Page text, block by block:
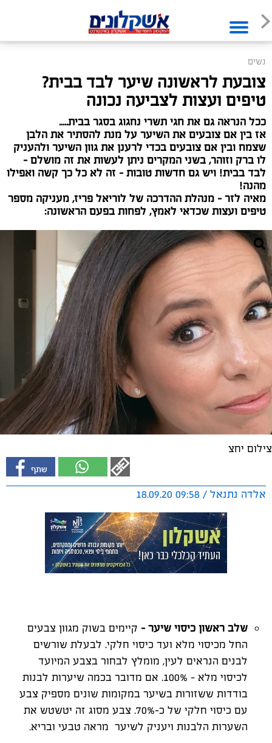
נשים
צובעת לראשונה שיער לבד בבית?
טיפים ועצות לצביעה נכונה
ככל הנראה גם את חגי תשרי נחגוג בסגר בבית.....
אז בין אם צובעים את השיער על מנת להסתיר את הלבן
שצמח ובין אם צובעים בכדי לרענן את גוון השיער ולהעניק
לו ברק וזוהר, בשני המקרים ניתן לעשות את זה מושלם -
לבד בבית! ויש גם חדשות טובות – זה לא כל כך קשה ואפילו
מהנה!
מאיה לזר – מנהלת ההדרכה של לוריאל פריז, מעניקה מספר
טיפים ועצות שכדאי לאמץ, לפחות בפעם הראשונה:
צילום יחצ
אלדה נתנאל / 09:58 18.09.20
שלב ראשון כיסוי שיער – קיימים בשוק מגוון צבעים
החל מכיסוי מלא ועד כיסוי חלקי. לבעלת שורשים
לבנים הנראים לעין, מומלץ לבחור בצבע המיועד
לכיסוי מלא – 100%. אם מדובר בכמה שיערות לבנות
בודדות ששזורות בשיער במקומות שונים מספיק צבע
עם כיסוי חלקי של כ-70%. צבע מסוג זה יטשטש את
השערות הלבנות ויעניק לשיער מראה טבעי ובריא.